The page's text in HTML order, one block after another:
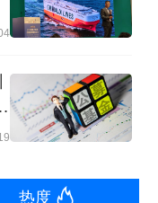
培育机制的完
滩金融科技大
在上海国际创
，由黄浦区科
浦区科创中心
热度